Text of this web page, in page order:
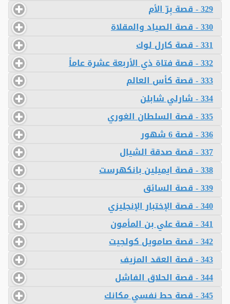
329 - قصة بِرّ الأم
330 - قصة الصياد والمقلاة
331 - قصة كارل لوك
332 - قصة فتاة ذي الأربعة عشرة عاماً
333 - قصة كأس العالم
334 - شارلي شابلن
335 - قصة السلطان الغوري
336 - قصة 6 شهور
337 - قصة صدقة الشيال
338 - قصة ايميلين بانكهرست
339 - قصة السائق
340 - قصة الإختبار الإنجليزي
341 - قصة علي بن المأمون
342 - قصة صامويل كولجيت
343 - قصة العقد المزيف
344 - قصة الحلاق الفاشل
345 - قصة حط نفسي مكانك